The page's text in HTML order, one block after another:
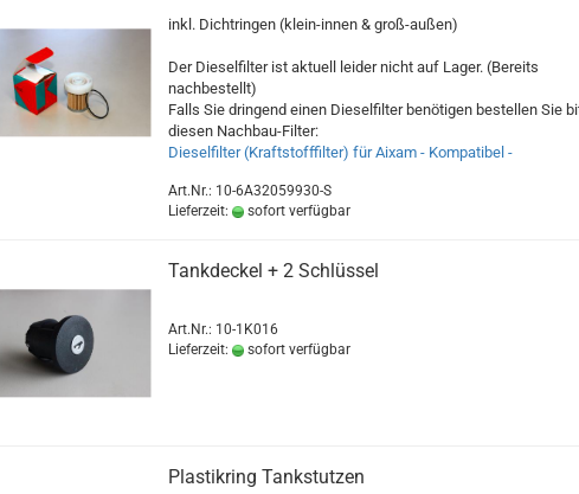
inkl. Dichtringen (klein-innen & groß-außen)
Der Dieselfilter ist aktuell leider nicht auf Lager. (Bereits
nachbestellt)
Falls Sie dringend einen Dieselfilter benötigen bestellen Sie
diesen Nachbau-Filter:
Dieselfilter (Kraftstofffilter) für Aixam - Kompatibel -
Art.Nr.: 10-6A32059930-S
Lieferzeit:
sofort verfügbar
Tankdeckel + 2 Schlüssel
Art.Nr.: 10-1K016
Lieferzeit:
sofort verfügbar
Plastikring Tankstutzen